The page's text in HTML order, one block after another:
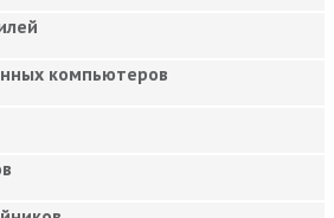
компьютеров